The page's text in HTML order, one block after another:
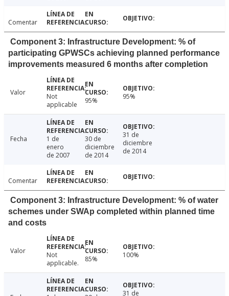
Comentar
Component 3: Infrastructure Development: % of
participating GPWSCs achieving planned performance
improvements measured 6 months after completion
Valor
Not
applicable
95% 95%
Fecha
1 de
enero
de 2007
30 de
diciembre
de 2014
31 de
diciembre
de 2014
Comentar
Component 3: Infrastructure Development: % of water
schemes under SWAp completed within planned time
and costs
Valor
Not
applicable.
85% 100%
31 de